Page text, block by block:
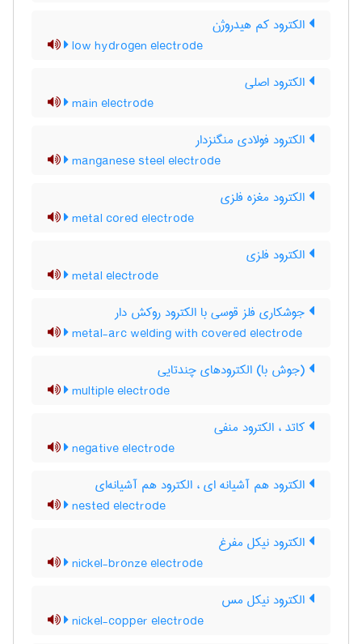
الکترود کم هیدروژن
low hydrogen electrode
الکترود اصلی
main electrode
الکترود فولادی منگنزدار
manganese steel electrode
الکترود مغزه فلزی
metal cored electrode
الکترود فلزی
metal electrode
جوشکاری فلز قوسی با الکترود روکش دار
metal-arc welding with covered electrode
(جوش با) الکترودهای چندتایی
multiple electrode
کاتد ، الکترود منفی
negative electrode
الکترود هم آشیانه ای ، الکترود هم آشیانه‌ای
nested electrode
الکترود نیکل مفرغ
nickel-bronze electrode
الکترود نیکل مس
nickel-copper electrode